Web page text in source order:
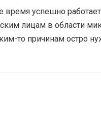
время успешно
лицам в области
то причинам остро